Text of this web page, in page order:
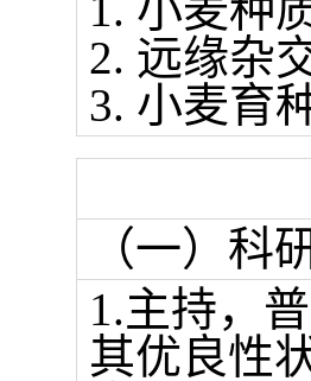
2. 远缘杂
3. 小麦育
（一）科
1.主持，
其优良性